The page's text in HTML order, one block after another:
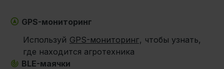
GPS-мониторинг
Используй GPS-мониторинг, чтобы узнать,
где находится агротехника
BLE-маячки